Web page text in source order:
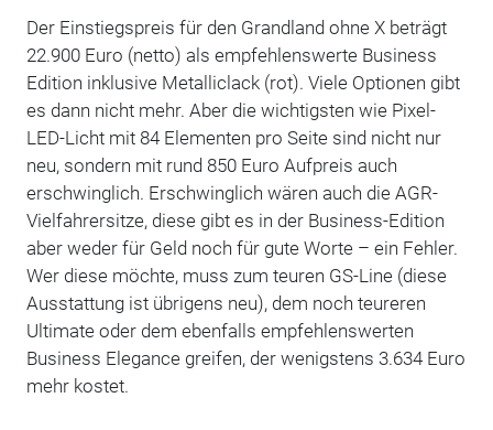
Der Einstiegspreis für den Grandland ohne X beträgt
22.900 Euro (netto) als empfehlenswerte Business
Edition inklusive Metalliclack (rot). Viele Optionen gibt
es dann nicht mehr. Aber die wichtigsten wie Pixel-
LED-Licht mit 84 Elementen pro Seite sind nicht nur
neu, sondern mit rund 850 Euro Aufpreis auch
erschwinglich. Erschwinglich wären auch die AGR-
Vielfahrersitze, diese gibt es in der Business-Edition
aber weder für Geld noch für gute Worte – ein Fehler.
Wer diese möchte, muss zum teuren GS-Line (diese
Ausstattung ist übrigens neu), dem noch teureren
Ultimate oder dem ebenfalls empfehlenswerten
Business Elegance greifen, der wenigstens 3.634 Euro
mehr kostet.